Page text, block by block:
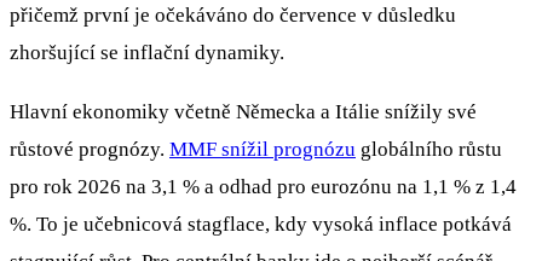
přičemž první je očekáváno do července v důsledku
zhoršující se inflační dynamiky.
Hlavní ekonomiky včetně Německa a Itálie snížily své
růstové prognózy. MMF snížil prognózu globálního růstu
pro rok 2026 na 3,1 % a odhad pro eurozónu na 1,1 % z 1,4
%. To je učebnicová stagflace, kdy vysoká inflace potkává